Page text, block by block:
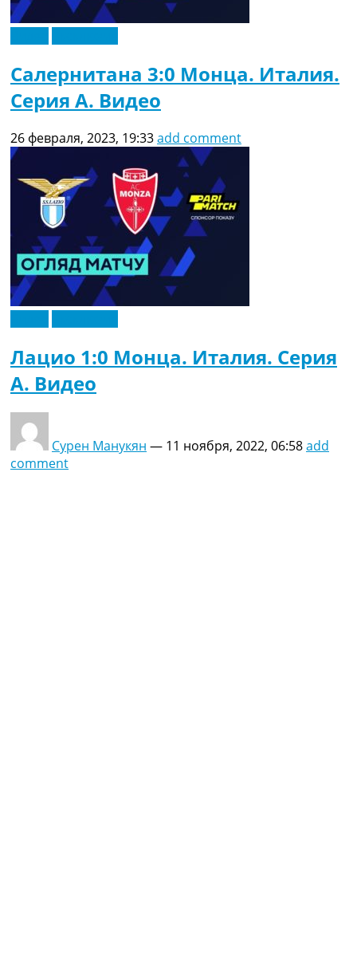
Салернитана 3:0 Монца. Италия.
Серия A. Видео
26 февраля, 2023, 19:33add comment
Лацио 1:0 Монца. Италия. Серия
A. Видео
Сурен Манукян — 11 ноября, 2022, 06:58add
comment